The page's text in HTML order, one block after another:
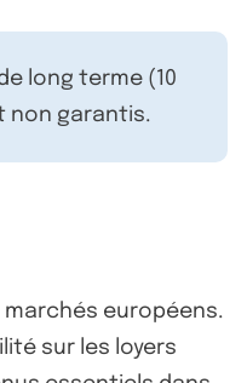
long terme (10
non garantis.
marchés européens.
sur les loyers